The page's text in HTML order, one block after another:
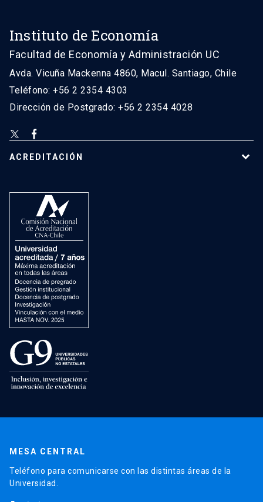
Instituto de Economía
Facultad de Economía y Administración UC
Avda. Vicuña Mackenna 4860, Macul. Santiago, Chile
Teléfono: +56 2 2354 4303
Dirección de Postgrado: +56 2 2354 4028
ACREDITACIÓN
MESA CENTRAL
Teléfono para comunicarse con las distintas áreas de la
Universidad.